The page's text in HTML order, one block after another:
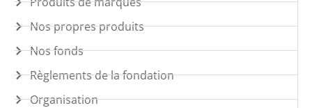
Nos propres produits
Nos fonds
Règlements de la fondation
Organisation